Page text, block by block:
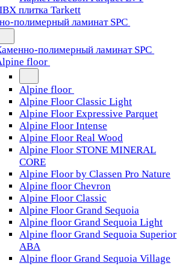
плитка Tarkett
полимерный ламинат SPC
полимерный ламинат SPC
floor
Alpine floor
Alpine Floor Classic Light
Alpine Floor Expressive Parquet
Alpine Floor Intense
Alpine Floor Real Wood
Alpine Floor STONE MINERAL
CORE
Alpine Floor by Classen Pro Nature
Alpine floor Chevron
Alpine Floor Classic
Alpine Floor Grand Sequoia
Alpine floor Grand Sequoia Light
Alpine floor Grand Sequoia Superior
ABA
Alpine floor Grand Sequoia Village